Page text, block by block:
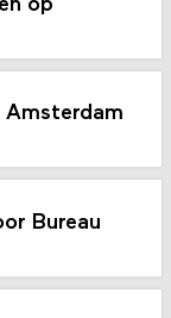
op
Amsterdam
Bureau